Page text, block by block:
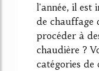
l'année, il est
de chauffage
procéder à
chaudière ?
catégories de